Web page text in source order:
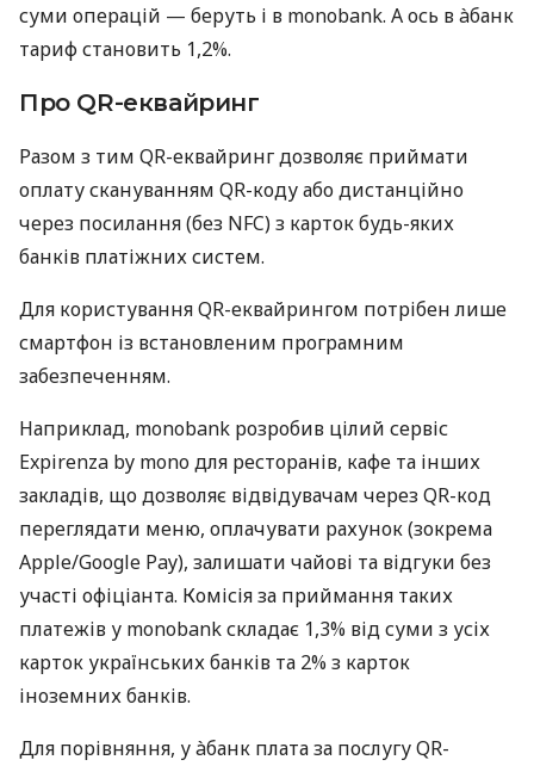
суми операцій — беруть і в monobank. А ось в àбанк
тариф становить 1,2%.
Про QR-еквайринг
Разом з тим QR-еквайринг дозволяє приймати
оплату скануванням QR-коду або дистанційно
через посилання (без NFC) з карток будь-яких
банків платіжних систем.
Для користування QR-еквайрингом потрібен лише
смартфон із встановленим програмним
забезпеченням.
Наприклад, monobank розробив цілий сервіс
Expirenza by mono для ресторанів, кафе та інших
закладів, що дозволяє відвідувачам через QR-код
переглядати меню, оплачувати рахунок (зокрема
Apple/Google Pay), залишати чайові та відгуки без
участі офіціанта. Комісія за приймання таких
платежів у monobank складає 1,3% від суми з усіх
карток українських банків та 2% з карток
іноземних банків.
Для порівняння, у àбанк плата за послугу QR-